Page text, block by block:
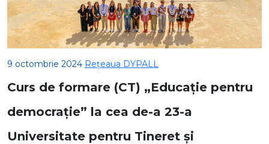
9 octombrie 2024 Rețeaua DYPALL
Curs de formare (CT) „Educație pentru
democrație” la cea de-a 23-a
Universitate pentru Tineret și